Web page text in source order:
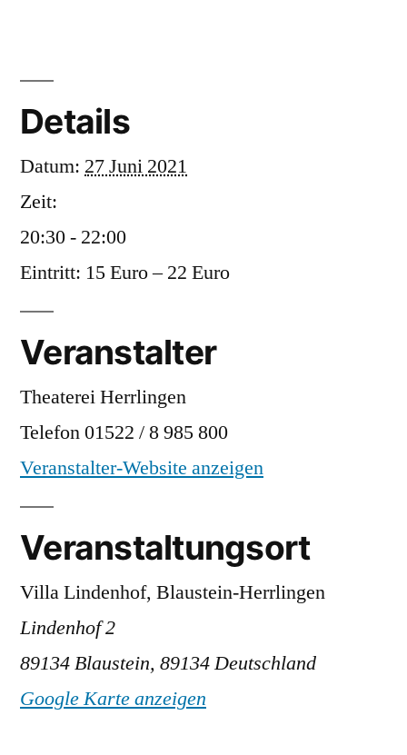
Details
Datum: 27 Juni 2021
Zeit:
20:30 - 22:00
Eintritt: 15 Euro – 22 Euro
Veranstaltungsort
Villa Lindenhof, Blaustein-Herrlingen
Lindenhof 2
89134 Blaustein, 89134Deutschland
Google Karte anzeigen
Veranstalter
Theaterei Herrlingen
Telefon01522 / 8 985 800
Veranstalter-Website anzeigen